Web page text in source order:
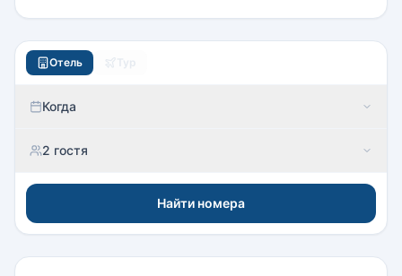
Отель Тур
Когда
2 гостя
Найти номера